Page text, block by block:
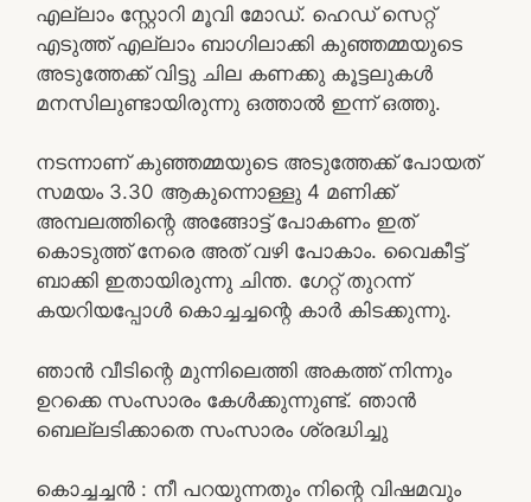
എല്ലാം സ്റ്റോറി മൂവി മോഡ്. ഹെഡ് സെറ്റ്
എടുത്ത് എല്ലാം ബാഗിലാക്കി കുഞ്ഞമ്മയുടെ
അടുത്തേക്ക് വിട്ടു ചില കണക്കു കൂട്ടലുകൾ
മനസിലുണ്ടായിരുന്നു ഒത്താൽ ഇന്ന് ഒത്തു.
നടന്നാണ് കുഞ്ഞമ്മയുടെ അടുത്തേക്ക് പോയത്
സമയം 3.30 ആകുന്നൊള്ളു 4 മണിക്ക്
അമ്പലത്തിന്റെ അങ്ങോട്ട് പോകണം ഇത്
കൊടുത്ത് നേരെ അത് വഴി പോകാം. വൈകീട്ട്
ബാക്കി ഇതായിരുന്നു ചിന്ത. ഗേറ്റ് തുറന്ന്
കയറിയപ്പോൾ കൊച്ചച്ചന്റെ കാർ കിടക്കുന്നു.
ഞാൻ വീടിന്റെ മുന്നിലെത്തി അകത്ത് നിന്നും
ഉറക്കെ സംസാരം കേൾക്കുന്നുണ്ട്. ഞാൻ
ബെല്ലടിക്കാതെ സംസാരം ശ്രദ്ധിച്ചു
കൊച്ചച്ചൻ : നീ പറയുന്നതും നിന്റെ വിഷമവും